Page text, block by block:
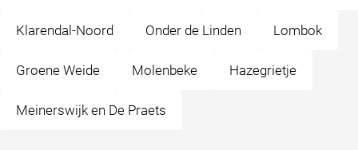
Klarendal-Noord Onder de Linden Lombok
Groene Weide Molenbeke Hazegrietje
Meinerswijk en De Praets